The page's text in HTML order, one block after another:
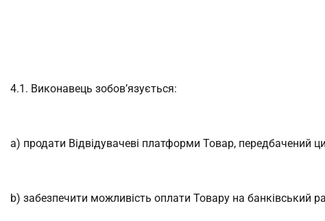
4.1. Виконавець зобов’язується:
a) продати Відвідувачеві платформи Товар, передбачений
b) забезпечити можливість оплати Товару на банківський